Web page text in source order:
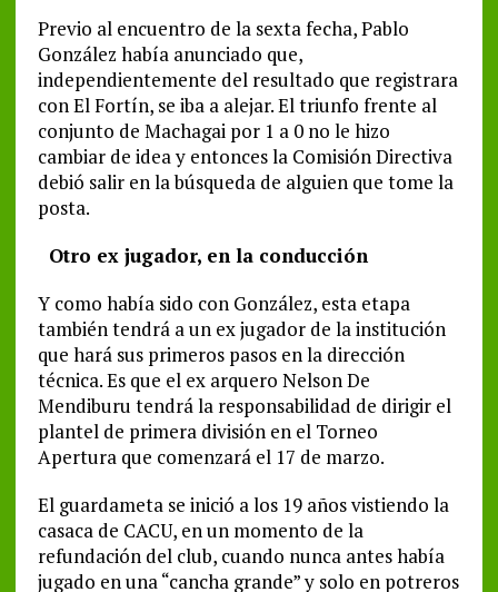
Previo al encuentro de la sexta fecha, Pablo
González había anunciado que,
independientemente del resultado que registrara
con El Fortín, se iba a alejar. El triunfo frente al
conjunto de Machagai por 1 a 0 no le hizo
cambiar de idea y entonces la Comisión Directiva
debió salir en la búsqueda de alguien que tome la
posta.
Otro ex jugador, en la conducción
Y como había sido con González, esta etapa
también tendrá a un ex jugador de la institución
que hará sus primeros pasos en la dirección
técnica. Es que el ex arquero Nelson De
Mendiburu tendrá la responsabilidad de dirigir el
plantel de primera división en el Torneo
Apertura que comenzará el 17 de marzo.
El guardameta se inició a los 19 años vistiendo la
casaca de CACU, en un momento de la
refundación del club, cuando nunca antes había
jugado en una “cancha grande” y solo en potreros